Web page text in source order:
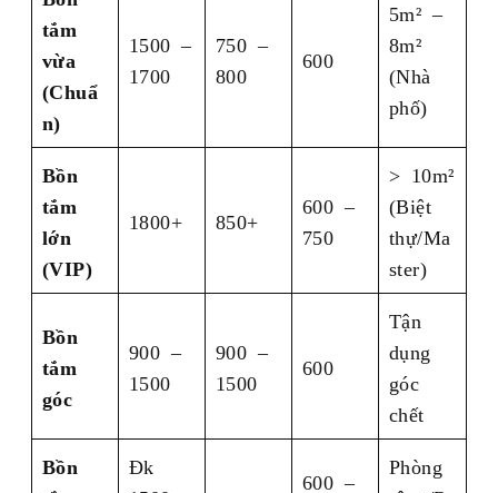
tắm
vừa
(Chuẩ
n)
1500 –
1700
750 –
800
600
5m² –
8m²
(Nhà
phố)
Bồn
tắm
lớn
(VIP)
1800+ 850+
600 –
750
> 10m²
(Biệt
thự/Ma
ster)
Bồn
tắm
góc
900 –
1500
900 –
1500
600
Tận
dụng
góc
chết
Bồn
Đk
600 –
Phòng